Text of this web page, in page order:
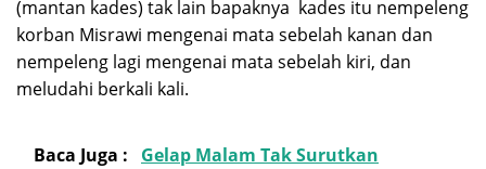
(mantan kades) tak lain bapaknya kades itu nempeleng
korban Misrawi mengenai mata sebelah kanan dan
nempeleng lagi mengenai mata sebelah kiri, dan
meludahi berkali kali.
Baca Juga :
Gelap Malam Tak Surutkan